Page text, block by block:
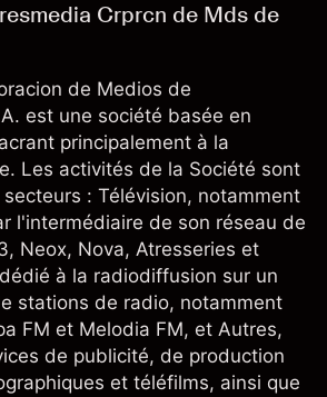
Crprcn de Mds de
de Medios de
est une société basée en
principalement à la
Les activités de la Société sont
: Télévision, notamment
l'intermédiaire de son réseau de
Neox, Nova, Atresseries et
à la radiodiffusion sur un
stations de radio, notamment
FM et Melodia FM, et Autres,
de publicité, de production
et téléfilms, ainsi que